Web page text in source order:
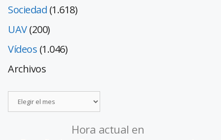
Sociedad (1.618)
UAV(200)
Vídeos (1.046)
Archivos
Hora actual en